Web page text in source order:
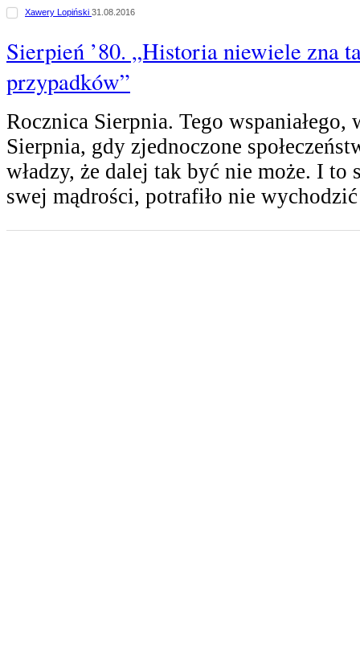
Xawery Lopiński 31.08.2016
Sierpień ’80. „Historia niewiele zna
przypadków”
Rocznica Sierpnia. Tego wspaniałego,
Sierpnia, gdy zjednoczone
władzy, że dalej tak być nie może. I to
swej mądrości, potrafiło nie